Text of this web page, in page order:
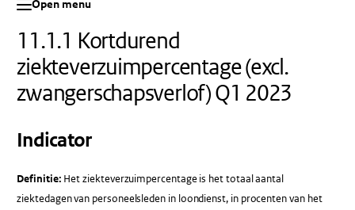
Open menu
11.1.1 Kortdurend
ziekteverzuimpercentage (excl.
zwangerschapsverlof) Q1 2023
Indicator
Definitie: Het ziekteverzuimpercentage is het totaal aantal
ziektedagen van personeelsleden in loondienst, in procenten van het